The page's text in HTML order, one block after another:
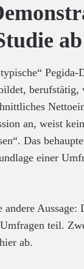
ab
Pegida-
berufstätig,
an, weist
Das
einer
Aussage:
teil.
ab.